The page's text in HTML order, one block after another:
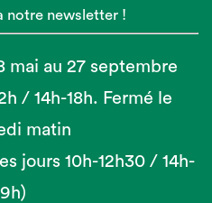
notre newsletter !
mai au 27 septembre
/ 14h-18h. Fermé le
matin
jours 10h-12h30 / 14h-